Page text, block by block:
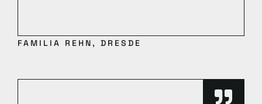
FAMILIA REHN, DRESDE